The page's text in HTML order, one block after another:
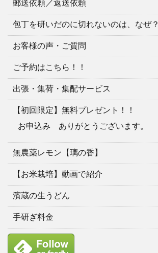
郵送依頼／返送依頼
包丁を研いだのに切れないのは、なぜ？
お客様の声・ご質問
ご予約はこちら！！
出張・集荷・集配サービス
【初回限定】無料プレゼント！！
お申込み ありがとうございます。
無農薬レモン【璃の香】
【お米栽培】動画で紹介
濱蔵の生うどん
手研ぎ料金